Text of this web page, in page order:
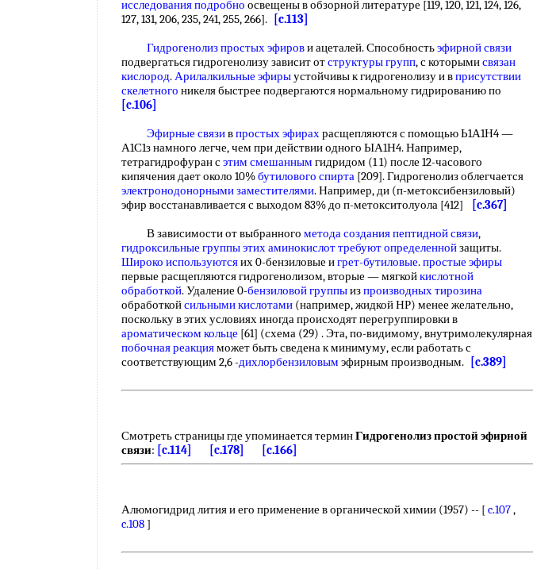
исследования подробно освещены в обзорной литературе [119, 120, 121, 124, 126,
127, 131, 206, 235, 241, 255, 266].
[c.113]
Гидрогенолиз простых эфирови ацеталей. Способностьэфирной связи
подвергаться гидрогенолизу зависит отструктуры групп, с которымисвязан
кислород.Арилалкильные эфирыустойчивы к гидрогенолизу и вприсутствии
скелетного никеля быстрее подвергаются нормальному гидрированию по
[c.106]
Эфирные связивпростых эфирахрасщепляются с помощью Ь1А1Н4 —
А1С1з намного легче, чем при действии одного ЫА1Н4. Например,
тетрагидрофуран сэтим смешанным гидридом (1 1) после 12-часового
кипячения дает около 10%бутилового спирта [209]. Гидрогенолиз облегчается
электронодонорными заместителями. Например, ди (п-метоксибензиловый)
эфир восстанавливается с выходом 83% до п-метокситолуола [412]
[c.367]
В зависимости от выбранного метода создания пептидной связи,
гидроксильные группыэтих аминокислоттребуют определеннойзащиты.
Широко используютсяих 0-бензиловые игрет-бутиловые.простые эфиры
первые расщепляются гидрогенолизом, вторые — мягкойкислотной
обработкой. Удаление 0-бензиловой группыизпроизводных тирозина
обработкойсильными кислотами (например, жидкой НР) менее желательно,
поскольку в этих условиях иногда происходят перегруппировки в
ароматическом кольце [61] (схема (29) . Эта, по-видимому, внутримолекулярная
побочная реакцияможет быть сведена к минимуму, если работать с
соответствующим 2,6 -дихлорбензиловым эфирным производным. [c.389]
Смотреть страницы где упоминается терминГидрогенолиз простой эфирной
связи: [c.114] [c.178] [c.166]
Алюмогидрид лития и его применение в органической химии (1957) -- [c.107,
c.108 ]